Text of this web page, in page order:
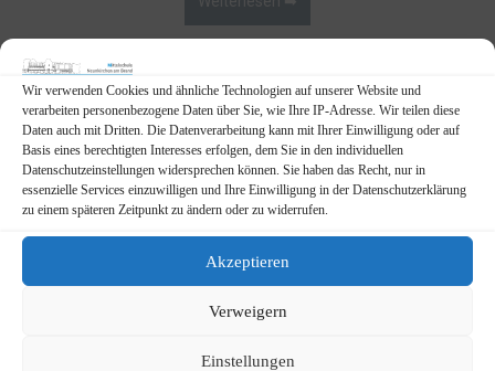
Wir verwenden Cookies und ähnliche Technologien auf unserer Website und
verarbeiten personenbezogene Daten über Sie, wie Ihre IP-Adresse. Wir teilen diese
Daten auch mit Dritten. Die Datenverarbeitung kann mit Ihrer Einwilligung oder auf
Basis eines berechtigten Interesses erfolgen, dem Sie in den individuellen
Datenschutzeinstellungen widersprechen können. Sie haben das Recht, nur in
essenzielle Services einzuwilligen und Ihre Einwilligung in der Datenschutzerklärung
zu einem späteren Zeitpunkt zu ändern oder zu widerrufen.
Akzeptieren
Verweigern
Einstellungen